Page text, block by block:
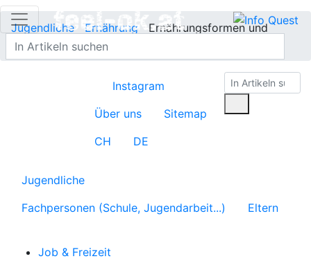
Jugendliche Ernährung
Ernährungsformen und
Unverträglichkeiten
Instagram
Über uns
Sitemap
CH
DE
Jugendliche
Fachpersonen (Schule, Jugendarbeit...)
Eltern
Job & Freizeit